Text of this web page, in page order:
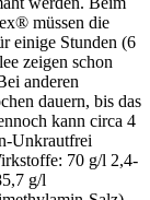
müssen die
einige Stunden (6
zeigen schon
anderen
dauern, bis das
kann circa 4
Unkrautfrei
70 g/l 2,4-
g/l